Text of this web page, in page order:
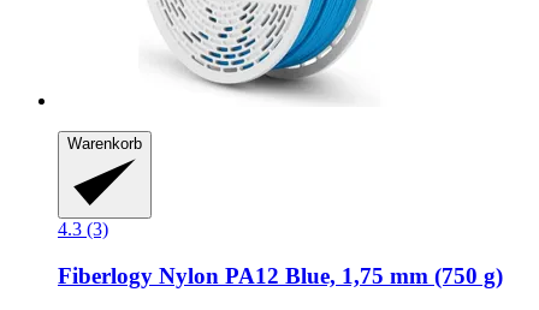
Warenkorb
4.3 (3)
Fiberlogy Nylon PA12 Blue, 1,75 mm (750 g)